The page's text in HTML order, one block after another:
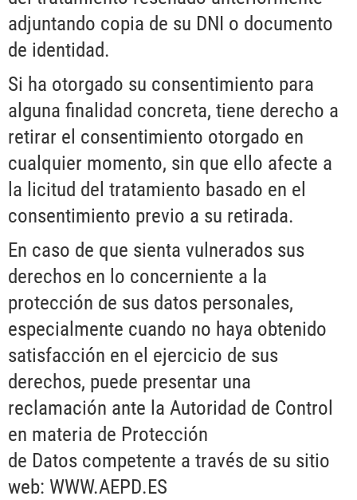
adjuntando copia de su DNI o documento
de identidad.
Si ha otorgado su consentimiento para
alguna finalidad concreta, tiene derecho a
retirar el consentimiento otorgado en
cualquier momento, sin que ello afecte a
la licitud del tratamiento basado en el
consentimiento previo a su retirada.
En caso de que sienta vulnerados sus
derechos en lo concerniente a la
protección de sus datos personales,
especialmente cuando no haya obtenido
satisfacción en el ejercicio de sus
derechos, puede presentar una
reclamación ante la Autoridad de Control
en materia de Protección
de Datos competente a través de su sitio
web: WWW.AEPD.ES